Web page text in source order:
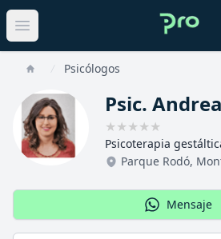
Open main menu
Psicólogos
Psic.
★★★★★
Psicoterapia
Parque Rodó,
Mensaje